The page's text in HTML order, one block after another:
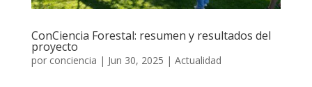
ConCiencia Forestal: resumen y resultados del
proyecto
por conciencia | Jun 30, 2025 | Actualidad